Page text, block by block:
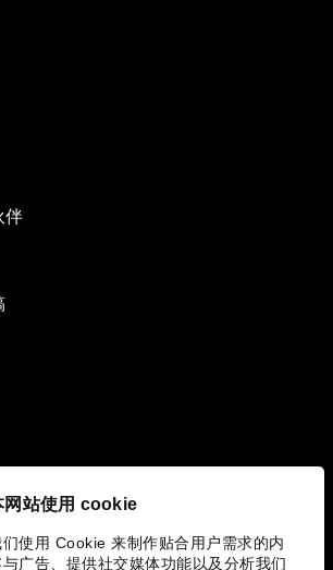
网站使用 cookie
们使用 Cookie 来制作贴合用户需求的内
广告、提供社交媒体功能以及分析我们
伴